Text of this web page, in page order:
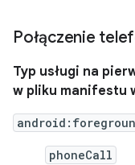
Połączenie
Typ usługi na
w pliku manifestu
phoneCall